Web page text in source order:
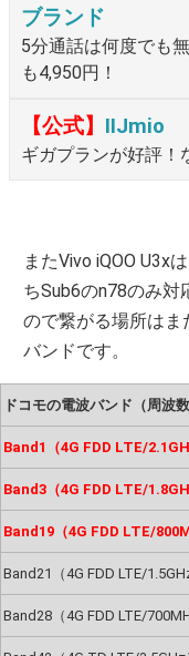
ブランド
5分通話は何度でも
も4,950円！
【公式】 IIJmio
ギガプランが好評！
またVivo iQOO U3x
ちSub6のn78のみ対
ので繋がる場所はま
バンドです。
ドコモの電波バンド（周波数
Band1（4G FDD LTE/
Band3（4G FDD LTE/
Band19（4G FDD LTE/
Band21（4G FDD LTE/1.5GHz
Band28（4G FDD LTE/